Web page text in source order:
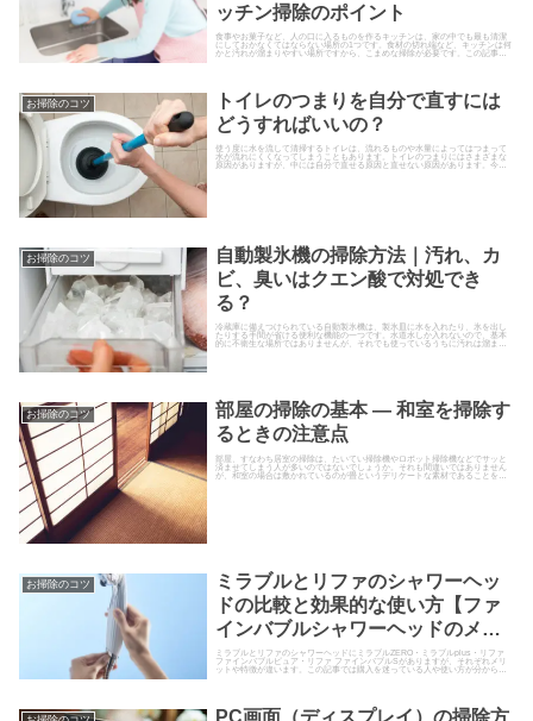
ッチン掃除のポイント
食事やお菓子など、人の口に入るものを作るキッチンは、家の中でも最も清潔
にしておかなくてはならない場所の1つです。食材の切れ端など、キッチンは何
かと汚れが溜まりやすい場所ですから、こまめな掃除が必要です。この記事で
お掃除のコツ
トイレのつまりを自分で直すには
どうすればいいの？
使う度に水を流して清掃するトイレは、流れるものや水量によってはつまって
水が流れにくくなってしまうこともあります。トイレのつまりにはさまざまな
原因がありますが、中には自分で直せる原因と直せない原因があります。今回
お掃除のコツ
自動製氷機の掃除方法｜汚れ、カ
ビ、臭いはクエン酸で対処でき
る？
冷蔵庫に備えつけられている自動製氷機は、製氷皿に水を入れたり、氷を出し
たりする手間が省ける便利な機能の一つです。水道水しか入れないので、基本
的に不衛生な場所ではありませんが、それでも使っているうちに汚れは溜まっ
お掃除のコツ
部屋の掃除の基本 ― 和室を掃除す
るときの注意点
部屋、すなわち居室の掃除は、たいてい掃除機やロボット掃除機などでサッと
済ませてしまう人が多いのではないでしょうか。それも間違いではありません
が、和室の場合は敷かれているのが畳というデリケートな素材であることを忘
お掃除のコツ
ミラブルとリファのシャワーヘッ
ドの比較と効果的な使い方【ファ
インバブルシャワーヘッドのメリ
ットと活用術】
ミラブルとリファのシャワーヘッドにミラブルZERO・ミラブルplus・リファ
ファインバブルピュア・リファ ファインバブルSがありますが、それぞれメリ
ットや特徴が違います。この記事では購入を迷っている人や使い方が分からな
PC画面（ディスプレイ）の掃除方